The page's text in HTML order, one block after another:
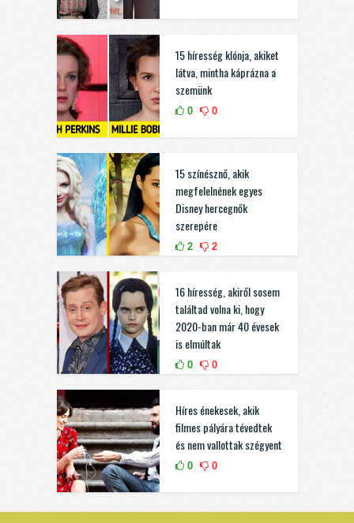
15 híresség klónja, akiket
látva, mintha káprázna a
szemünk
0 0
15 színésznő, akik
megfelelnének egyes
Disney hercegnők
szerepére
2 2
16 híresség, akiről sosem
találtad volna ki, hogy
2020-ban már 40 évesek
is elmúltak
0 0
Híres énekesek, akik
filmes pályára tévedtek
és nem vallottak szégyent
0 0